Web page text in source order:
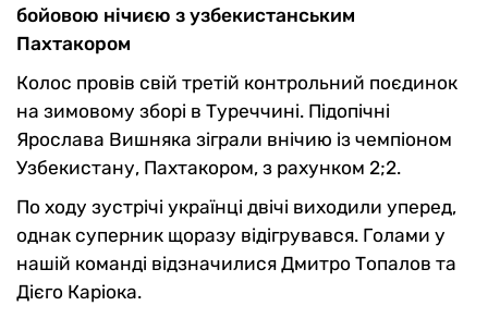
бойовою нічиєю з узбекистанським
Пахтакором
Колос провів свій третій контрольний поєдинок
на зимовому зборі в Туреччині. Підопічні
Ярослава Вишняка зіграли внічию із чемпіоном
Узбекистану, Пахтакором, з рахунком 2;2.
По ходу зустрічі українці двічі виходили уперед,
однак суперник щоразу відігрувався. Голами у
нашій команді відзначилися Дмитро Топалов та
Дієго Каріока.